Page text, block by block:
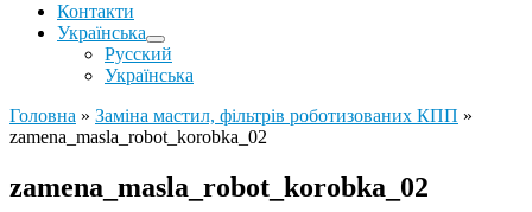
Контакти
Українська
Русский
Українська
Головна » Заміна мастил, фільтрів роботизованих КПП »
zamena_masla_robot_korobka_02
zamena_masla_robot_korobka_02